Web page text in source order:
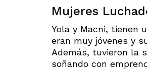
Mujeres
Yola y Macni, tienen
eran muy jóvenes y
Además, tuvieron la
soñando con